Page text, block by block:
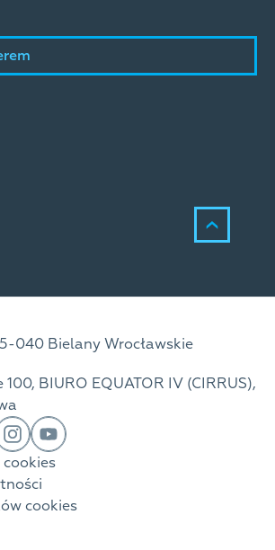
040 Bielany Wrocławskie
BIURO EQUATOR IV (CIRRUS),
cookies